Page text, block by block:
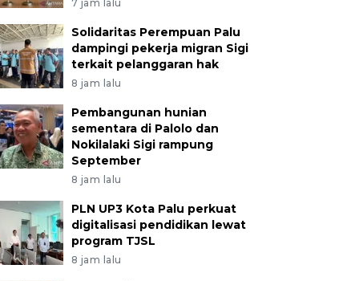
7 jam lalu
Solidaritas Perempuan Palu
dampingi pekerja migran Sigi
terkait pelanggaran hak
8 jam lalu
Pembangunan hunian
sementara di Palolo dan
Nokilalaki Sigi rampung
September
8 jam lalu
PLN UP3 Kota Palu perkuat
digitalisasi pendidikan lewat
program TJSL
8 jam lalu